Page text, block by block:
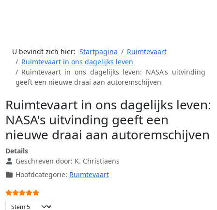
U bevindt zich hier: Startpagina
Ruimtevaart
Ruimtevaart in ons dagelijks leven
Ruimtevaart in ons dagelijks leven: NASA's uitvinding
geeft een nieuwe draai aan autoremschijven
Ruimtevaart in ons dagelijks leven:
NASA's uitvinding geeft een
nieuwe draai aan autoremschijven
Details
Geschreven door: K. Christiaens
Hoofdcategorie: Ruimtevaart
Gebruikerswaardering:
Voeg waardering toe